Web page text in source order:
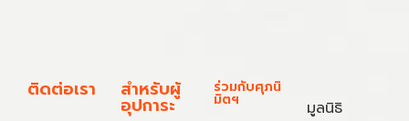
ติดต่อเรา สำหรับผู้
อุปการะ
ร่วมกับศุภนิ
มิตฯ
มูลนิธิ